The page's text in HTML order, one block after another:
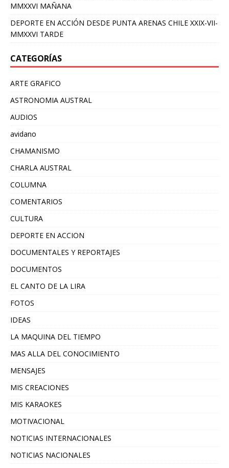
MMXXVI MAÑANA
DEPORTE EN ACCIÓN DESDE PUNTA ARENAS CHILE XXIX-VII-
MMXXVI TARDE
CATEGORÍAS
ARTE GRAFICO
ASTRONOMIA AUSTRAL
AUDIOS
avidano
CHAMANISMO
CHARLA AUSTRAL
COLUMNA
COMENTARIOS
CULTURA
DEPORTE EN ACCION
DOCUMENTALES Y REPORTAJES
DOCUMENTOS
EL CANTO DE LA LIRA
FOTOS
IDEAS
LA MAQUINA DEL TIEMPO
MAS ALLA DEL CONOCIMIENTO
MENSAJES
MIS CREACIONES
MIS KARAOKES
MOTIVACIONAL
NOTICIAS INTERNACIONALES
NOTICIAS NACIONALES